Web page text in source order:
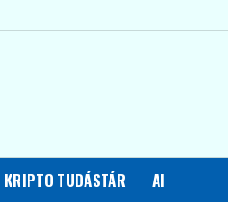
KRIPTO TUDÁSTÁR AI